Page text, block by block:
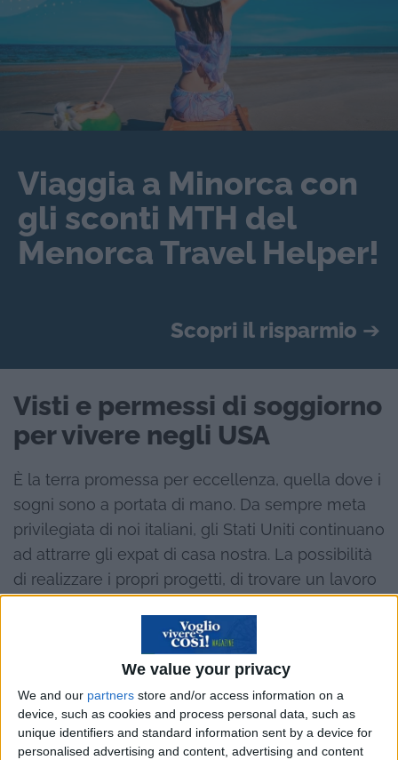
We value your privacy
We and our partners store and/or access information on a
device, such as cookies and process personal data, such as
unique identifiers and standard information sent by a device for
personalised advertising and content, advertising and content
Viaggia a Minorca con
gli sconti MTH del
Menorca Travel Helper!
Scopri il risparmio ➔
Visti e permessi di soggiorno
per vivere negli USA
È la terra promessa per eccellenza, quella dove i
sogni sono a portata di mano. Da sempre meta
privilegiata di noi italiani, gli Stati Uniti continuano
ad attrarre gli expat di casa nostra. La possibilità
di realizzare i propri progetti, di trovare un lavoro
tra i motivi che spingono giovani e non a fare le
valigie e partire per gli USA.
Se infatti 2,5 milioni di nostri connazionali
espatriano in Europa, quasi due milioni vivono
proprio in America.